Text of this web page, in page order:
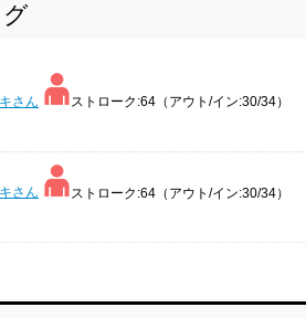
さん
ストローク:64（アウト/イン:30/34）
さん
ストローク:64（アウト/イン:30/34）